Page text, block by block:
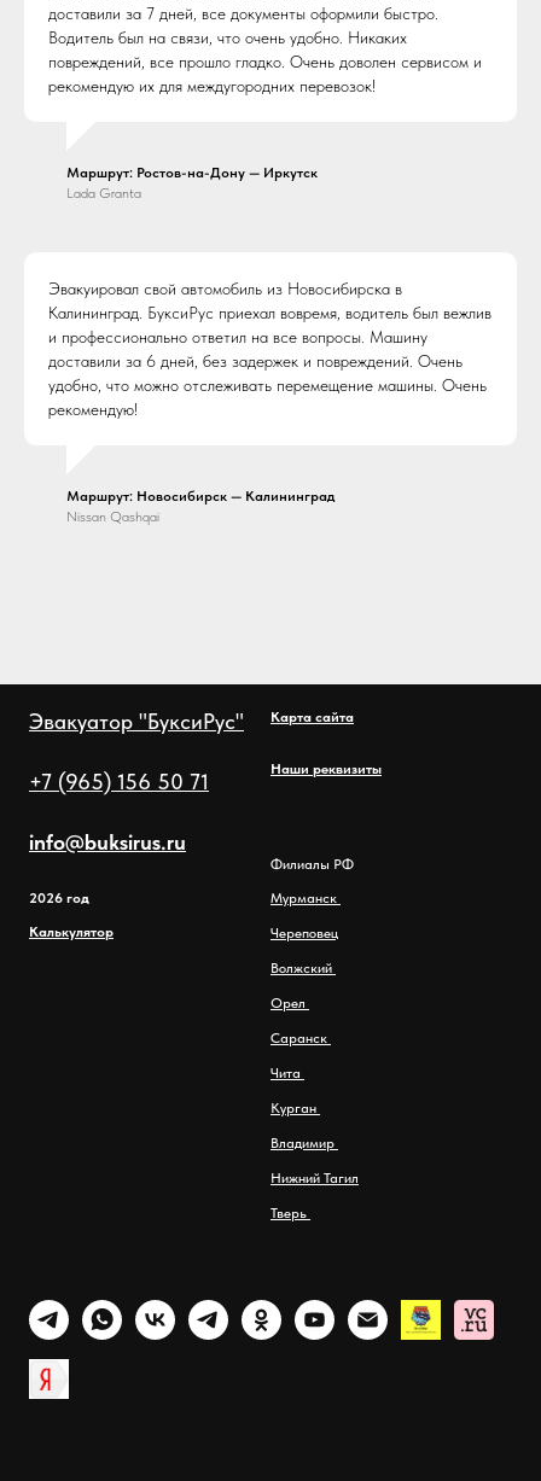
доставили за 7 дней, все документы оформили быстро.
Водитель был на связи, что очень удобно. Никаких
повреждений, все прошло гладко. Очень доволен сервисом и
рекомендую их для междугородних перевозок!
Маршрут: Ростов-на-Дону — Иркутск
Lada Granta
Эвакуировал свой автомобиль из Новосибирска в
Калининград. БуксиРус приехал вовремя, водитель был вежлив
и профессионально ответил на все вопросы. Машину
доставили за 6 дней, без задержек и повреждений. Очень
удобно, что можно отслеживать перемещение машины. Очень
рекомендую!
Маршрут: Новосибирск — Калининград
Nissan Qashqai
Эвакуатор "БуксиРус"
+7 (965) 156 50 71
info@buksirus.ru
2026 год
Калькулятор
Карта сайта
Наши реквизиты
Филиалы РФ
Мурманск
Череповец
Волжский
Орел
Саранск
Чита
Курган
Владимир
Нижний Тагил
Тверь